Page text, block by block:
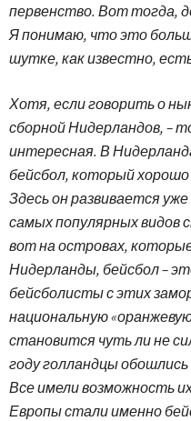
первенство. Вот тогда,
Я понимаю, что это
шутке, как известно,
Хотя, если говорить о
сборной Нидерландов, –
интересная. В
бейсбол, который хорошо
Здесь он развивается
самых популярных видов
вот на островах,
Нидерланды, бейсбол –
бейсболисты с этих
национальную
становится чуть ли не
году голландцы
Все имели возможность
Европы стали именно